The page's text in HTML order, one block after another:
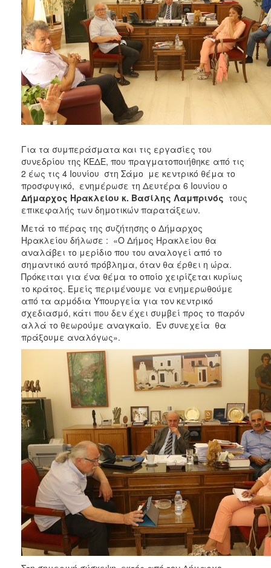
ΔΗΜΟΤΗΣ
ΕΠΙΣΚΕΠΤΗΣ
ΗΡΑΚΛΕΙΟ
Για τα συμπεράσματα και τις εργασίες του
συνεδρίου της ΚΕΔΕ, που πραγματοποιήθηκε από τις
2 έως τις 4 Ιουνίου στη Σάμο με κεντρικό θέμα το
προσφυγικό, ενημέρωσε τη Δευτέρα 6 Ιουνίου ο
Δήμαρχος Ηρακλείου κ. Βασίλης Λαμπρινός τους
επικεφαλής των δημοτικών παρατάξεων.
Μετά το πέρας της συζήτησης ο Δήμαρχος
Ηρακλείου δήλωσε : «Ο Δήμος Ηρακλείου θα
αναλάβει το μερίδιο που του αναλογεί από το
σημαντικό αυτό πρόβλημα, όταν θα έρθει η ώρα.
Πρόκειται για ένα θέμα το οποίο χειρίζεται κυρίως
το κράτος. Εμείς περιμένουμε να ενημερωθούμε
από τα αρμόδια Υπουργεία για τον κεντρικό
σχεδιασμό, κάτι που δεν έχει συμβεί προς το παρόν
αλλά το θεωρούμε αναγκαίο. Εν συνεχεία θα
πράξουμε αναλόγως».